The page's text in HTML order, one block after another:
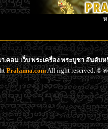
.คอม เว็บ พระเครื่อง พระบูชา อันดับ
Pralanna.comAll right reserved. ©